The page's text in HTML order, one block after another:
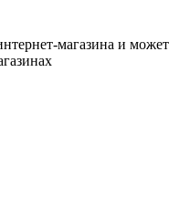
магазина и может